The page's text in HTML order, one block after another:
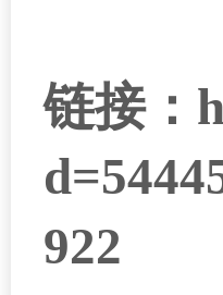
链接：
922